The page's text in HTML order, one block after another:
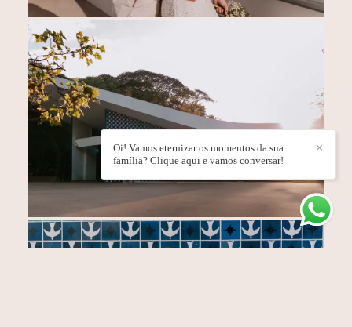
✕
Oi! Vamos eternizar os momentos da sua
família? Clique aqui e vamos conversar!